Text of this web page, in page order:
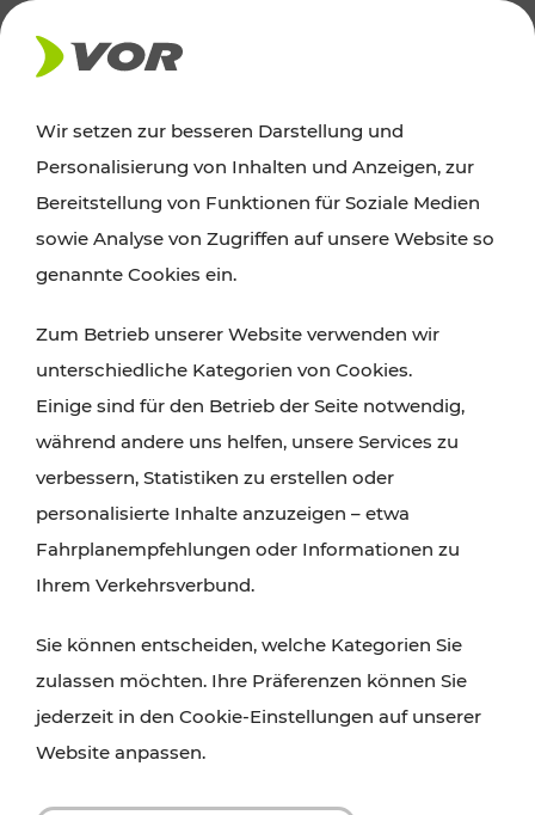
AKTUELLES
Ausflugstipps
Wien, Niederösterreich und das Burgenland
Wanderungen, Kultur und Gastronomie,
Radtouren oder purer Naturgenuss – viele
Attraktionen sind mit den Ticket- und Fahrplan-
Angeboten des VOR gut und schnell erreichbar.
Wir setzen zur besseren Darstellung und
Personalisierung von Inhalten und Anzeigen, zur
Bereitstellung von Funktionen für Soziale Medien
sowie Analyse von Zugriffen auf unsere Website so
genannte Cookies ein.
Zum Betrieb unserer Website verwenden wir
unterschiedliche Kategorien von Cookies.
Einige sind für den Betrieb der Seite notwendig,
während andere uns helfen, unsere Services zu
verbessern, Statistiken zu erstellen oder
personalisierte Inhalte anzuzeigen – etwa
Fahrplanempfehlungen oder Informationen zu
Ihrem Verkehrsverbund.
Sie können entscheiden, welche Kategorien Sie
zulassen möchten. Ihre Präferenzen können Sie
jederzeit in den Cookie-Einstellungen auf unserer
Website anpassen.